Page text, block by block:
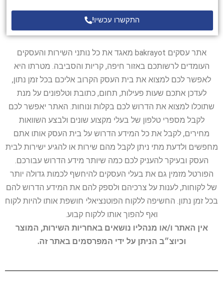
התקשרו עכשיו!
אתר עסקים bakrayot מאגד את כל נותני השירות והעסקים
העומדים לרשותכם באזור חיפה, קריות והסביבה. מטרתו היא
לאפשר לכם למצוא את בית העסק הקרוב אליכם בכל זמן נתון,
לעדכן אתכם שעות פעילות, תחום, כתובת וטלפונים על מנת
שתוכלו למצוא את הדרוש לכם בקלות ונוחות. האתר יאפשר לכם
לקבל מספרי טלפון של בעלי מקצוע שונים ולבצע השוואות
מחירים, לקבל את כל המידע הדרוש על בית העסק אותו אתם
מחפשים ולדעת מתי ניתן לקבל מהם שירות או להגיע ישירות לבית
העסק ובעיקר להעניק לכם כמה שיותר מידע הדרוש עבורכם.
הפורטל מזמין גם את בעלי העסקים להיחשף לכמות גדולה יותר
של לקוחות, לענות על צרכיהם ולספק להם את המידע הדרוש להם
בכל זמן נתון. החשיפה ללקוח הפוטנציאלי חושפת אותו להיות לקוח
ואף להפוך אותו ללקוח קבוע.
אין האתר ו/או מנהליו נושאים באחריות השירות, המוצר
וכיוצ״ב הניתן על ידי המפרסמים באתר זה.